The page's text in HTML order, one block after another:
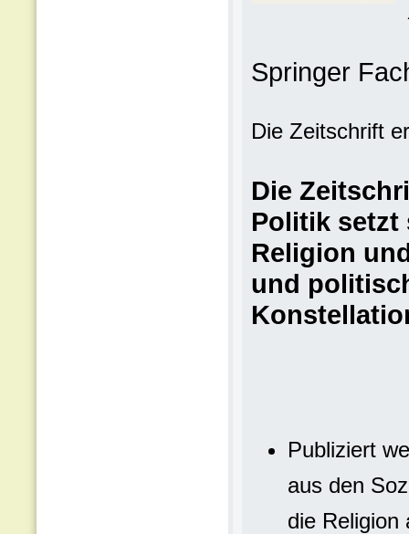
Springer
Die Zeitschrift
Die
Politik setzt
Religion
und
Publiziert
aus den
die Religion